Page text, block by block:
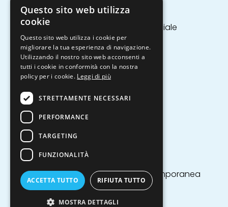
Aikido
Arrampicata in parete artificiale
Badminton
Balli Country
Ballo
Basket
Beach Volley 3vs3
Danza Classica, Moderna, Contemporanea
Diversamente Karate
Frisbee
Questo sito web utilizza
cookie
Questo sito web utilizza i cookie per
migliorare la tua esperienza di navigazione.
Utilizzando il nostro sito web acconsenti a
tutti i cookie in conformità con la nostra
policy per i cookie. Leggi di più
STRETTAMENTE NECESSARI
PERFORMANCE
TARGETING
FUNZIONALITÀ
ACCETTA TUTTO RIFIUTA TUTTO
MOSTRA DETTAGLI